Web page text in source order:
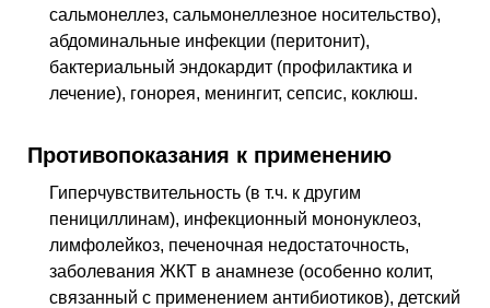
сальмонеллез, сальмонеллезное носительство),
абдоминальные инфекции (перитонит),
бактериальный эндокардит (профилактика и
лечение), гонорея, менингит, сепсис, коклюш.
Противопоказания к применению
Гиперчувствительность (в т.ч. к другим
пенициллинам), инфекционный мононуклеоз,
лимфолейкоз, печеночная недостаточность,
заболевания ЖКТ в анамнезе (особенно колит,
связанный с применением антибиотиков), детский